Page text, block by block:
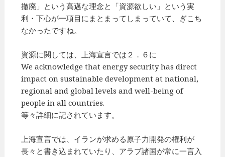
撤廃」という高邁な理念と「資源欲しい」という実
利・下心が一項目にまとまってしまっていて、ぎこち
なかったですね。
資源に関しては、上海宣言では２．６に
We acknowledge that energy security has direct
impact on sustainable development at national,
regional and global levels and well-being of
people in all countries.
等々詳細に記されています。
上海宣言では、イランが求める原子力開発の権利が
長々と書き込まれていたり、アラブ諸国が常に一言入